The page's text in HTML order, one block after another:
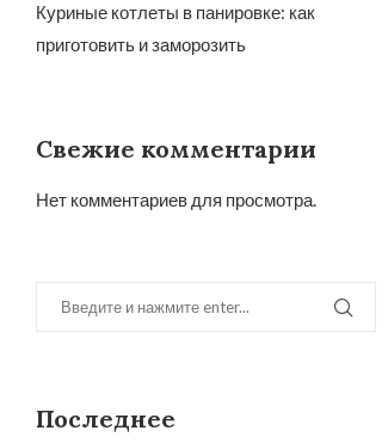
Куриные котлеты в панировке: как
приготовить и заморозить
Свежие комментарии
Нет комментариев для просмотра.
Последнее